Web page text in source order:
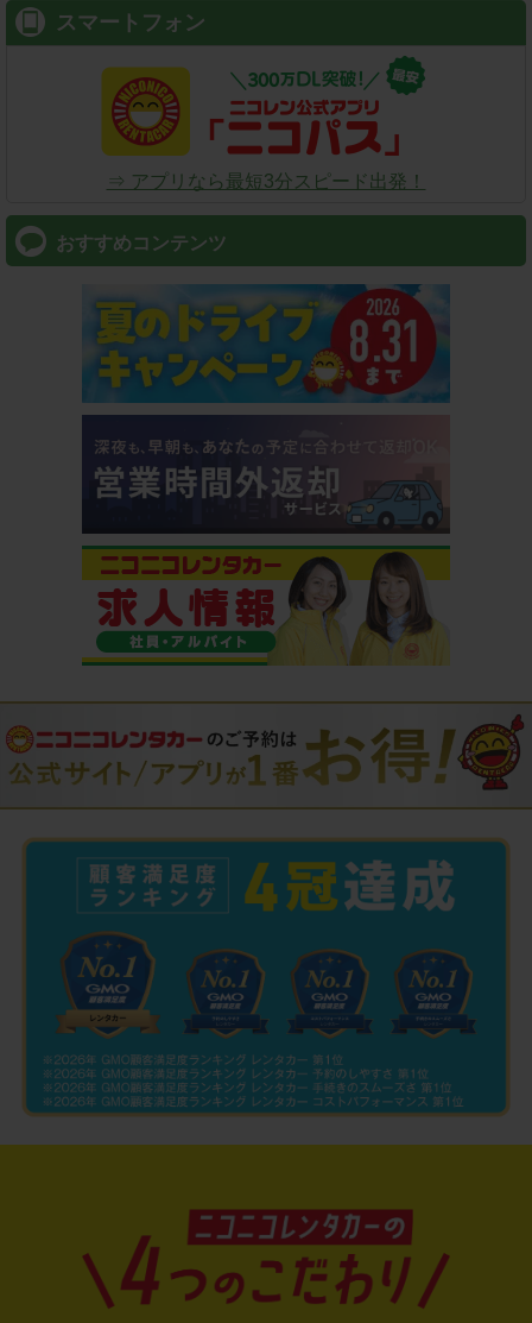
スマートフォン
⇒ アプリなら最短3分スピード出発！
おすすめコンテンツ